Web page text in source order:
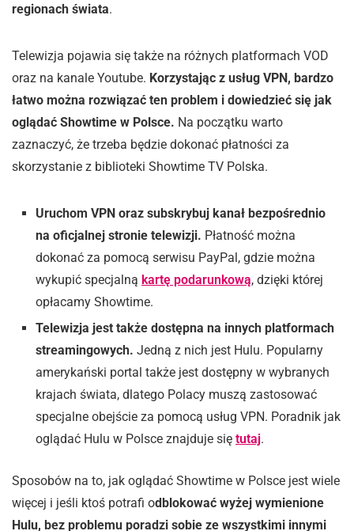
regionach świata.
Telewizja pojawia się także na różnych platformach VOD
oraz na kanale Youtube. Korzystając z usług VPN, bardzo
łatwo można rozwiązać ten problem i dowiedzieć się jak
oglądać Showtime w Polsce. Na początku warto
zaznaczyć, że trzeba będzie dokonać płatności za
skorzystanie z biblioteki Showtime TV Polska.
Uruchom VPN oraz subskrybuj kanał bezpośrednio
na oficjalnej stronie telewizji. Płatność można
dokonać za pomocą serwisu PayPal, gdzie można
wykupić specjalną kartę podarunkową, dzięki której
opłacamy Showtime.
Telewizja jest także dostępna na innych platformach
streamingowych. Jedną z nich jest Hulu. Popularny
amerykański portal także jest dostępny w wybranych
krajach świata, dlatego Polacy muszą zastosować
specjalne obejście za pomocą usług VPN. Poradnik jak
oglądać Hulu w Polsce znajduje się tutaj.
Sposobów na to, jak oglądać Showtime w Polsce jest wiele
więcej i jeśli ktoś potrafi odblokować wyżej wymienione
Hulu, bez problemu poradzi sobie ze wszystkimi innymi